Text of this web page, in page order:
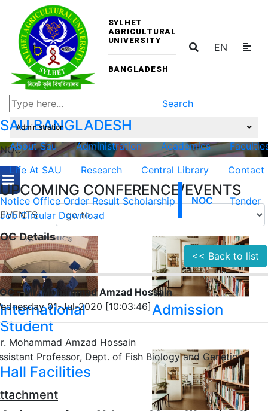
SYLHET
AGRICULTURAL
UNIVERSITY
BANGLADESH
EN
Search
SAUBANGLADESH
About Sau Administration Academics
Life At SAU
Research Central Library Contact
UPCOMING CONFERENCE/EVENTS
EVENTS
International
Student
Admission
Hall Facilities
Administration
NOC
Notice Office Order Result Scholarship NOC
Tender
Job Circular Download
Details
<< Back to list
- Mr. Mohammad Amzad Hossain
01-Jul-2020 [10:03:46]
Mohammad Amzad Hossain
Professor, Dept. of Fish Biology and Genetics